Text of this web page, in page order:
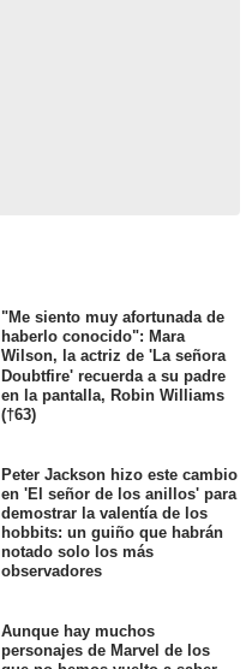
"Me siento muy afortunada de
haberlo conocido": Mara
Wilson, la actriz de 'La señora
Doubtfire' recuerda a su padre
en la pantalla, Robin Williams
(†63)
Peter Jackson hizo este cambio
en 'El señor de los anillos' para
demostrar la valentía de los
hobbits: un guiño que habrán
notado solo los más
observadores
Aunque hay muchos
personajes de Marvel de los